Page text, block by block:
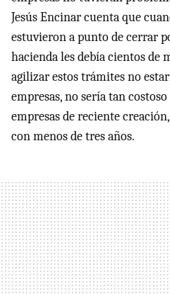
Jesús Encinar cuenta que
estuvieron a punto de cerrar
hacienda les debía cientos de
agilizar estos trámites no
empresas, no sería tan
empresas de reciente
con menos de tres años.